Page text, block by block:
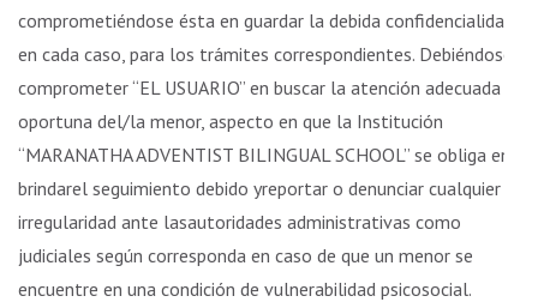
comprometiéndose ésta en guardar la debida confidencialidad
en cada caso, para los trámites correspondientes. Debiéndose
comprometer “EL USUARIO” en buscar la atención adecuada y
oportuna del/la menor, aspecto en que la Institución
“MARANATHA ADVENTIST BILINGUAL SCHOOL” se obliga en
brindarel seguimiento debido yreportar o denunciar cualquier
irregularidad ante lasautoridades administrativas como
judiciales según corresponda en caso de que un menor se
encuentre en una condición de vulnerabilidad psicosocial.